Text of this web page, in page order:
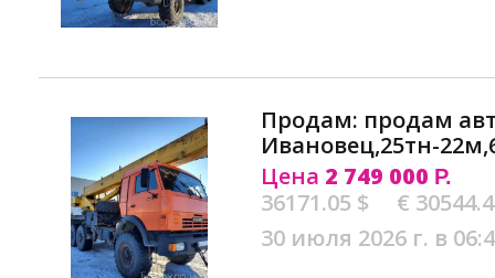
Продам: продам
Ивановец,25тн-
Цена 2 749 000 Р.
36171.05 $
€
30 июля 2026 г. в